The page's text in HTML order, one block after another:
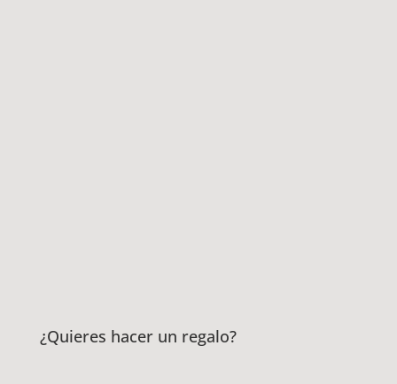
¿Quieres hacer un regalo?